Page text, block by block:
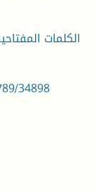
الكلمات
34898